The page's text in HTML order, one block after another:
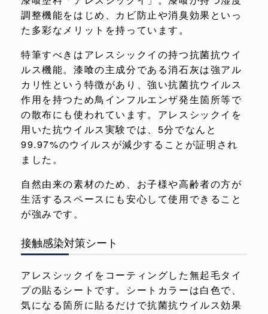
調整機能をはじめ、カビ防止や消臭効果といっ
た多彩なメリットを持っています。
特筆すべきはアレスシックイの持つ抗菌抗ウイ
ルス機能。漆喰の主成分である消石灰は強アル
カリ性という特徴があり、強い抗菌抗ウイルス
作用を持つため鳥インフルエンザ発生箇所等で
の散布にも使われています。アレスシックイを
用いた抗ウイルス実験では、5分でなんと
99.97%のウイルスが減少することが証明され
ました。
自然由来の素材のため、お子様や高齢者の方が
生活するスペースにも安心して使用できること
が強みです。
接触感染対策シート
アレスシックイをコーティングした無起毛タイ
プの貼るシートです。シートカラーは白色で、
気になる箇所に貼るだけで抗菌抗ウイルス効果